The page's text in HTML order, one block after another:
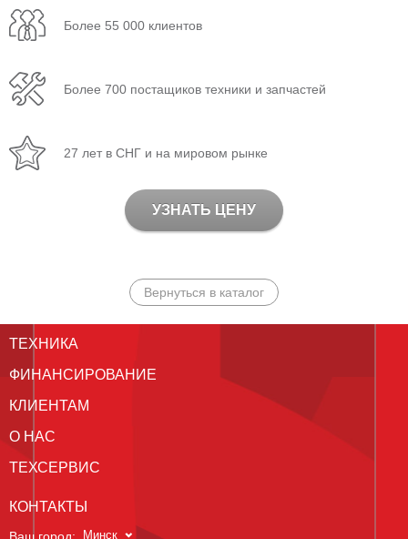
Более 55 000 клиентов
Более 700 постащиков техники и запчастей
27 лет в СНГ и на мировом рынке
УЗНАТЬ ЦЕНУ
Вернуться в каталог
ТЕХНИКА
ФИНАНСИРОВАНИЕ
КЛИЕНТАМ
О НАС
ТЕХСЕРВИС
КОНТАКТЫ
Минск